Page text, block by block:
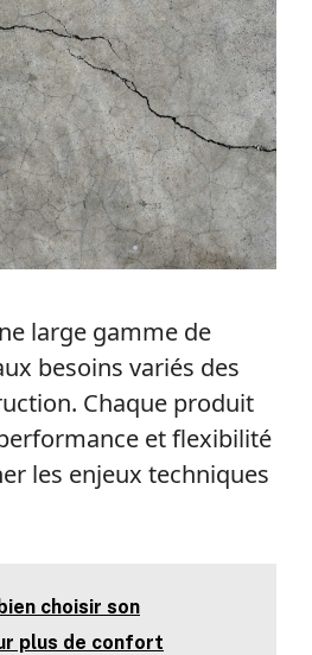
large gamme de
besoins variés des
Chaque produit
et flexibilité
les enjeux techniques
choisir son
plus de confort